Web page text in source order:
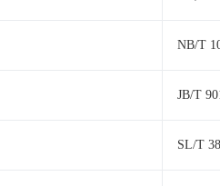
NB/T
JB/T
SL/T